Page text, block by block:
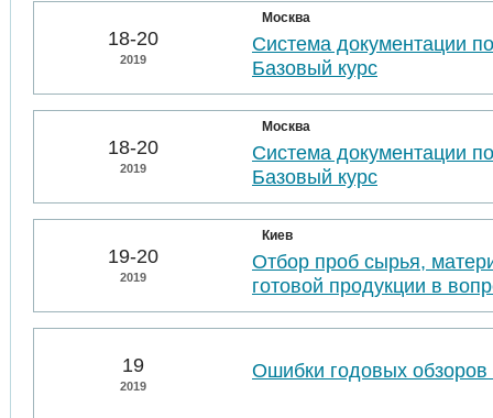
18-20
2019
Москва
Система документации
Базовый курс
18-20
2019
Москва
Система документации
Базовый курс
19-20
2019
Киев
Отбор проб сырья,
готовой продукции в
19
2019
Ошибки годовых обзоров